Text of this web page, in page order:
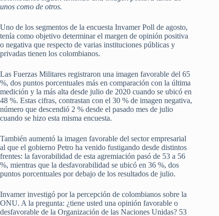
unos como de otros.
Uno de los segmentos de la encuesta Invamer Poll de agosto,
tenía como objetivo determinar el margen de opinión positiva
o negativa que respecto de varias instituciones públicas y
privadas tienen los colombianos.
Las Fuerzas Militares registraron una imagen favorable del 65
%, dos puntos porcentuales más en comparación con la última
medición y la más alta desde julio de 2020 cuando se ubicó en
48 %. Estas cifras, contrastan con el 30 % de imagen negativa,
número que descendió 2 % desde el pasado mes de julio
cuando se hizo esta misma encuesta.
También aumentó la imagen favorable del sector empresarial
al que el gobierno Petro ha venido fustigando desde distintos
frentes: la favorabilidad de esta agremiación pasó de 53 a 56
%, mientras que la desfavorabilidad se ubicó en 36 %, dos
puntos porcentuales por debajo de los resultados de julio.
Invamer investigó por la percepción de colombianos sobre la
ONU. A la pregunta: ¿tiene usted una opinión favorable o
desfavorable de la Organización de las Naciones Unidas? 53